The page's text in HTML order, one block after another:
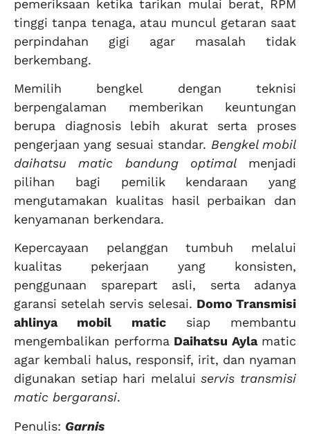
pemeriksaan ketika tarikan mulai berat, RPM
tinggi tanpa tenaga, atau muncul getaran saat
perpindahan gigi agar masalah tidak
berkembang.
Memilih bengkel dengan teknisi
berpengalaman memberikan keuntungan
berupa diagnosis lebih akurat serta proses
pengerjaan yang sesuai standar. Bengkel mobil
daihatsu matic bandung optimalmenjadi
pilihan bagi pemilik kendaraan yang
mengutamakan kualitas hasil perbaikan dan
kenyamanan berkendara.
Kepercayaan pelanggan tumbuh melalui
kualitas pekerjaan yang konsisten,
penggunaan sparepart asli, serta adanya
garansi setelah servis selesai. Domo Transmisi
ahlinya mobil maticsiap membantu
mengembalikan performa Daihatsu Aylamatic
agar kembali halus, responsif, irit, dan nyaman
digunakan setiap hari melaluiservis transmisi
matic bergaransi.
Penulis: Garnis